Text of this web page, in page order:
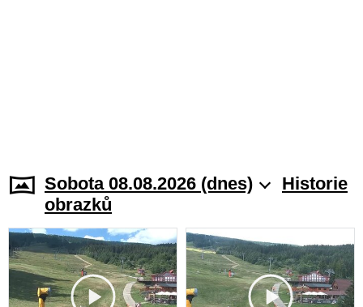
Sobota 08.08.2026 (dnes)
Historie
obrazků